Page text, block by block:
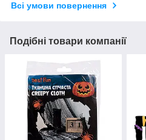
Всі умови повернення
Подібні товари компанії